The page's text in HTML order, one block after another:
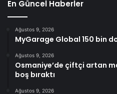
En Güncel Haberler
Ağustos 9, 2026
MyGarage Global 150 bin
Ağustos 9, 2026
Osmaniye’de çiftçi artan
boş bıraktı
Ağustos 9, 2026